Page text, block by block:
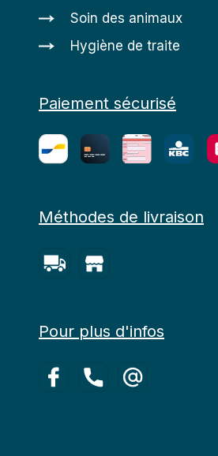
Soin des animaux
Hygiène de traite
Paiement sécurisé
Méthodes de livraison
Pour plus d'infos